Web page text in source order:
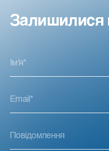
Залишилися